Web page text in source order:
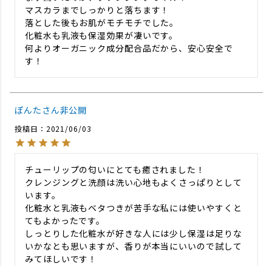
マスカラまでしっかりと落ちます！
落とした後もお肌がモチモチでした。
化粧水も乳液も保湿効果が凄いです。
何よりオーガニック成分配合品だから、安心安全で
す！
ぽんた 非公開
投稿日 2021/06/03
チューリップの匂いにとても癒されました！
クレンジングと洗顔は洗い心地もよくさっぱりとして
います。
化粧水と乳液もベタつきが苦手な私には使いやすくと
てもよかったです。
しっとりした化粧水が好きな人には少し保湿は足りな
いかなとも思いますが、香りが本当にいいので試して
みてほしいです！